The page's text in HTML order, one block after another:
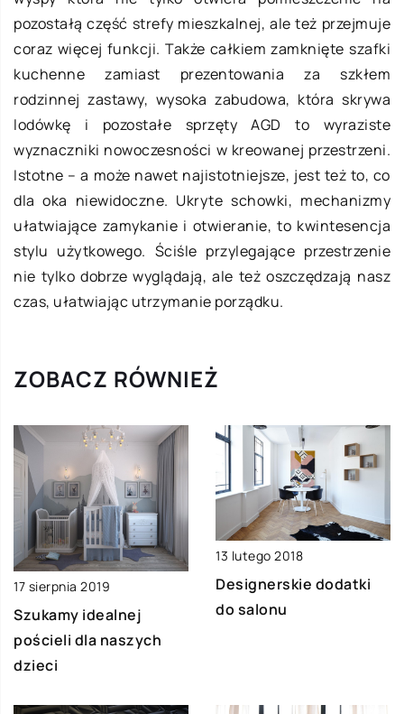
pozostałą część strefy mieszkalnej, ale też przejmuje
coraz więcej funkcji. Także całkiem zamknięte szafki
kuchenne zamiast prezentowania za szkłem
rodzinnej zastawy, wysoka zabudowa, która skrywa
lodówkę i pozostałe sprzęty AGD to wyraziste
wyznaczniki nowoczesności w kreowanej przestrzeni.
Istotne – a może nawet najistotniejsze, jest też to, co
dla oka niewidoczne. Ukryte schowki, mechanizmy
ułatwiające zamykanie i otwieranie, to kwintesencja
stylu użytkowego. Ściśle przylegające przestrzenie
nie tylko dobrze wyglądają, ale też oszczędzają nasz
czas, ułatwiając utrzymanie porządku.
ZOBACZ RÓWNIEŻ
17 sierpnia 2019
Szukamy idealnej
pościeli dla naszych
dzieci
13 lutego 2018
Designerskie dodatki
do salonu